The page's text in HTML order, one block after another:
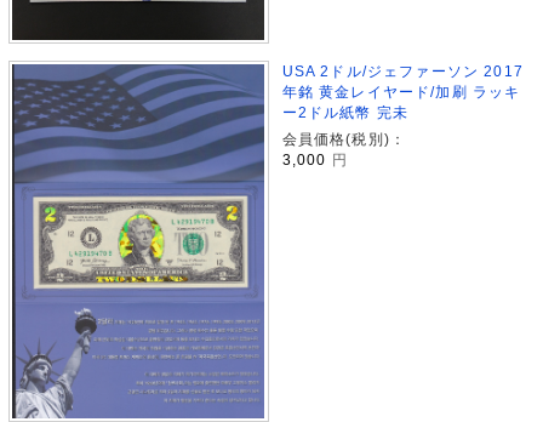
USA 2ドル/ジェファーソン 2017
年銘 黄金レイヤード/加刷 ラッキ
ー2ドル紙幣 完未
会員価格(税別)：
3,000 円